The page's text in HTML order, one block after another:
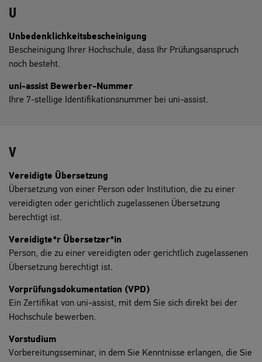
U
Unbedenklichkeitsbescheinigung
Bescheinigung Ihrer Hochschule, dass Ihr Prüfungsanspruch
noch besteht.
uni-assist Bewerber-Nummer
Ihre 7-stellige Identifikationsnummer bei uni-assist.
V
Vereidigte Übersetzung
Übersetzung von einer Person oder Institution, die zu einer
vereidigten oder gerichtlich zugelassenen Übersetzung
berechtigt ist.
Vereidigte*r Übersetzer*in
Person, die zu einer vereidigten oder gerichtlich zugelassenen
Übersetzung berechtigt ist.
Vorprüfungsdokumentation (VPD)
Ein Zertifikat von uni-assist, mit dem Sie sich direkt bei der
Hochschule bewerben.
Vorstudium
Vorbereitungsseminar, in dem Sie Kenntnisse erlangen, die Sie